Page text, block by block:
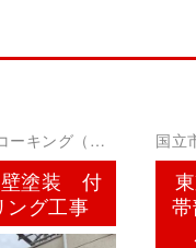
ーキング（シ
塗装 付
グ工事
国立
グ）